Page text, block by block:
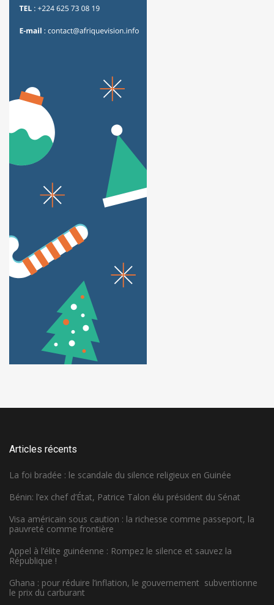
Articles récents
La foi bradée : le scandale du silence religieux en Guinée
Bénin: l’ex chef d’État, Patrice Talon élu président du Sénat
Visa américain sous caution : la richesse comme passeport, la
pauvreté comme frontière
Appel à l’élite guinéenne : Rompez le silence et sauvez la
République !
Ghana : pour réduire l’inflation, le gouvernement subventionne
le prix du carburant